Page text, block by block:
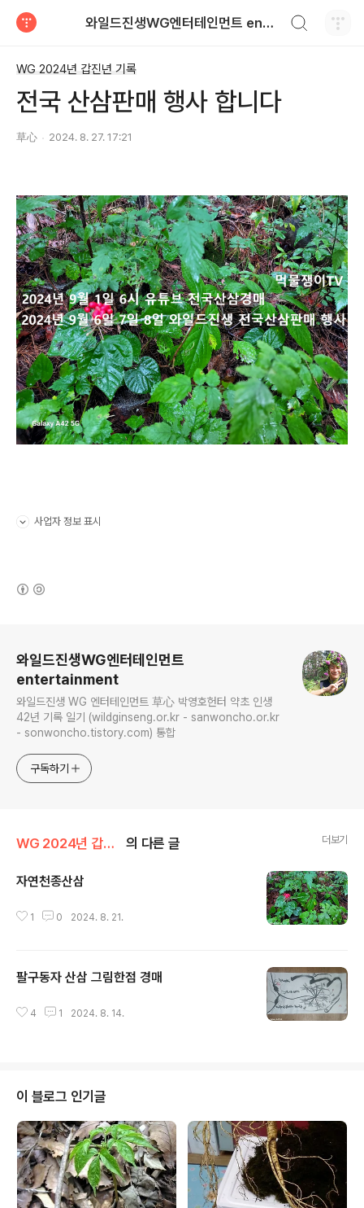
와일드진생WG엔터테인먼트 entertainment
WG 2024년 갑진년 기록
전국 산삼판매 행사 합니다
草心 2024. 8. 27. 17:21
사업자 정보 표시
와일드진생WG엔터테인먼트
entertainment
와일드진생 WG 엔터테인먼트 草心 박영호헌터 약초 인생
42년 기록 일기 (wildginseng.or.kr - sanwoncho.or.kr
- sonwoncho.tistory.com) 통합
구독하기
WG 2024년 갑진년 기록 의 다른 글 더보기
자연천종산삼
1 0 2024. 8. 21.
팔구동자 산삼 그림한점 경매
4 1 2024. 8. 14.
이 블로그 인기글